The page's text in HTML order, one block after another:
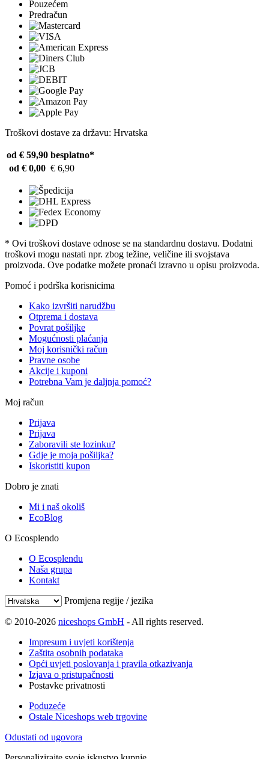
Pouzećem
Predračun
Troškovi dostave za državu: Hrvatska
od € 59,90 besplatno*
od € 0,00 € 6,90
* Ovi troškovi dostave odnose se na standardnu ​​dostavu. Dodatni
troškovi mogu nastati npr. zbog težine, veličine ili svojstava
proizvoda. Ove podatke možete pronaći izravno u opisu proizvoda.
Pomoć i podrška korisnicima
Kako izvršiti narudžbu
Otprema i dostava
Povrat pošiljke
Mogućnosti plaćanja
Moj korisnički račun
Pravne osobe
Akcije i kuponi
Potrebna Vam je daljnja pomoć?
Moj račun
Prijava
Prijava
Zaboravili ste lozinku?
Gdje je moja pošiljka?
Iskoristiti kupon
Dobro je znati
Mi i naš okoliš
EcoBlog
O Ecosplendo
O Ecosplendu
Naša grupa
Kontakt
Promjena regije / jezika
© 2010-2026 niceshops GmbH - All rights reserved.
Impresum i uvjeti korištenja
Zaštita osobnih podataka
Opći uvjeti poslovanja i pravila otkazivanja
Izjava o pristupačnosti
Postavke privatnosti
Poduzeće
Ostale Niceshops web trgovine
Odustati od ugovora